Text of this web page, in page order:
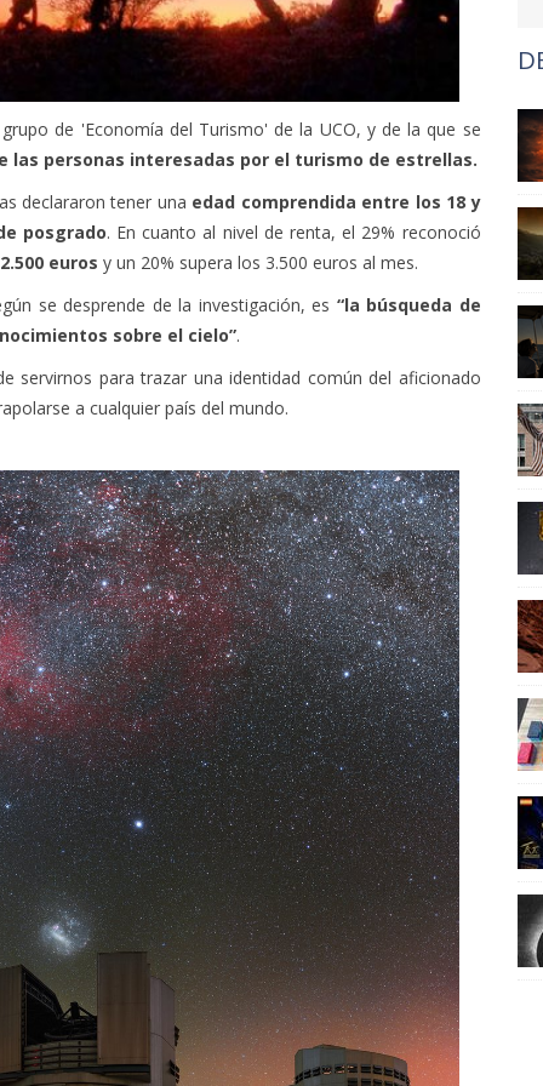
de 'Economía del Turismo' de la UCO, y de la que se
las personas interesadas por el turismo de estrellas.
declararon tener una edad comprendida entre los 18 y
posgrado . En cuanto al nivel de renta, el 29% reconoció
euros y un 20% supera los 3.500 euros al mes.
se desprende de la investigación, es “la búsqueda de
sobre el cielo”.
servirnos para trazar una identidad común del aficionado
a cualquier país del mundo.